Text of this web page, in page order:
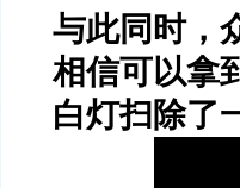
与此同时，
相信可以拿
白灯扫除了